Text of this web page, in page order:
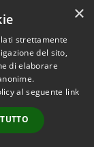
© 2026 • Città di
•
Accesso
×
strettamente
del sito,
di elaborare
al seguente link